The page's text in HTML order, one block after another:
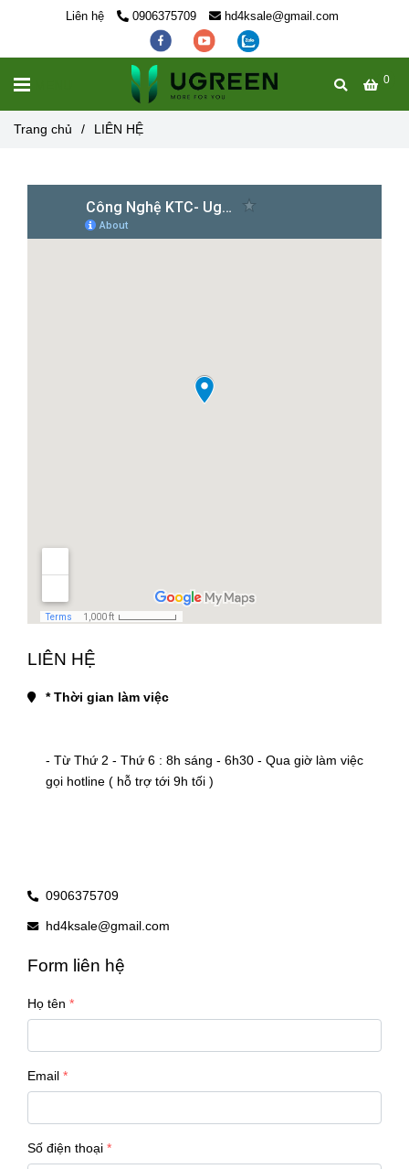
Liên hệ 0906375709 hd4ksale@gmail.com
0
Trang chủ / LIÊN HỆ
LIÊN HỆ
* Thời gian làm việc
- Từ Thứ 2 - Thứ 6 : 8h sáng - 6h30 - Qua giờ làm việc
gọi hotline ( hỗ trợ tới 9h tối )
0906375709
hd4ksale@gmail.com
Form liên hệ
Họ tên
Email
Số điện thoại